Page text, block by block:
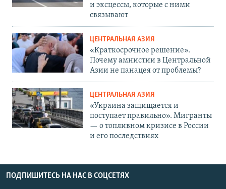
и эксцессы, которые с ними
связывают
ЦЕНТРАЛЬНАЯ АЗИЯ
«Краткосрочное решение».
Почему амнистии в Центральной
Азии не панацея от проблемы?
ЦЕНТРАЛЬНАЯ АЗИЯ
«Украина защищается и
поступает правильно». Мигранты
— о топливном кризисе в России
и его последствиях
ПОДПИШИТЕСЬ НА НАС В СОЦСЕТЯХ